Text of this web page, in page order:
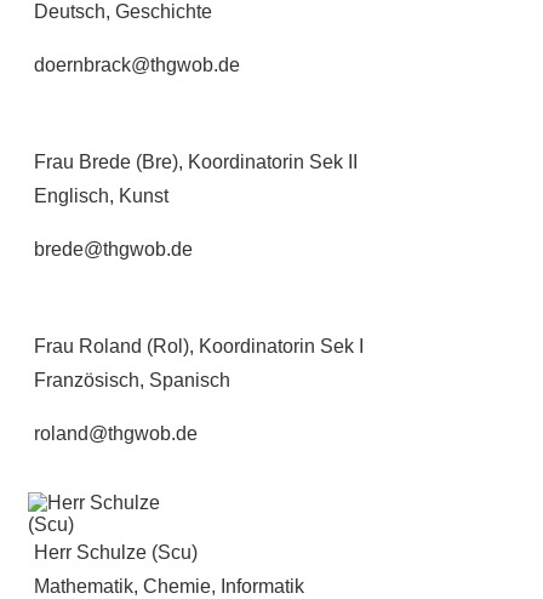
Deutsch, Geschichte
doernbrack@thgwob.de
Frau Brede (Bre), Koordinatorin Sek II
Englisch, Kunst
brede@thgwob.de
Frau Roland (Rol), Koordinatorin Sek I
Französisch, Spanisch
roland@thgwob.de
Herr Schulze (Scu)
Mathematik, Chemie, Informatik